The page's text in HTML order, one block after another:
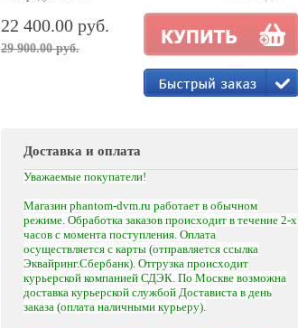
22 400.00 руб.
29 900.00 руб.
Доставка и оплата
Уважаемые покупатели!
Магазин phantom-dvm.ru работает в обычном
режиме. Обработка заказов происходит в течение 2-х
часов с момента поступления. Оплата
осуществляется с карты (отправляется ссылка
Эквайринг.Сбербанк). Отгрузка происходит
курьерской компанией СДЭК. По Москве возможна
доставка курьерской службой Достависта в день
заказа (оплата наличными курьеру).